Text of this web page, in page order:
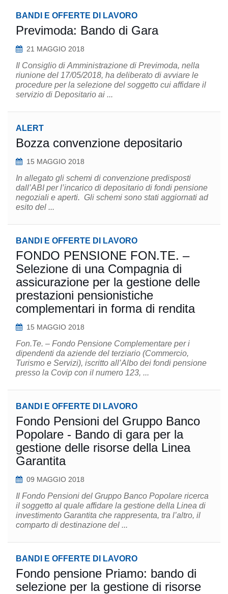
BANDI E OFFERTE DI LAVORO
Previmoda: Bando di Gara
21 MAGGIO 2018
Il Consiglio di Amministrazione di Previmoda, nella
riunione del 17/05/2018, ha deliberato di avviare le
procedure per la selezione del soggetto cui affidare il
servizio di Depositario ai ...
ALERT
Bozza convenzione depositario
15 MAGGIO 2018
In allegato gli schemi di convenzione predisposti
dall’ABI per l’incarico di depositario di fondi pensione
negoziali e aperti. Gli schemi sono stati aggiornati ad
esito del ...
BANDI E OFFERTE DI LAVORO
FONDO PENSIONE FON.TE. –
Selezione di una Compagnia di
assicurazione per la gestione delle
prestazioni pensionistiche
complementari in forma di rendita
15 MAGGIO 2018
Fon.Te. – Fondo Pensione Complementare per i
dipendenti da aziende del terziario (Commercio,
Turismo e Servizi), iscritto all’Albo dei fondi pensione
presso la Covip con il numero 123, ...
BANDI E OFFERTE DI LAVORO
Fondo Pensioni del Gruppo Banco
Popolare - Bando di gara per la
gestione delle risorse della Linea
Garantita
09 MAGGIO 2018
Il Fondo Pensioni del Gruppo Banco Popolare ricerca
il soggetto al quale affidare la gestione della Linea di
investimento Garantita che rappresenta, tra l’altro, il
comparto di destinazione del ...
BANDI E OFFERTE DI LAVORO
Fondo pensione Priamo: bando di
selezione per la gestione di risorse